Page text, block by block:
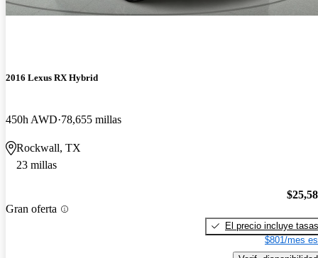
2016 Lexus RX Hybrid
450h AWD 78,655 millas
Rockwall, TX
23 millas
Gran oferta
El precio incluye tasas
$801/mes